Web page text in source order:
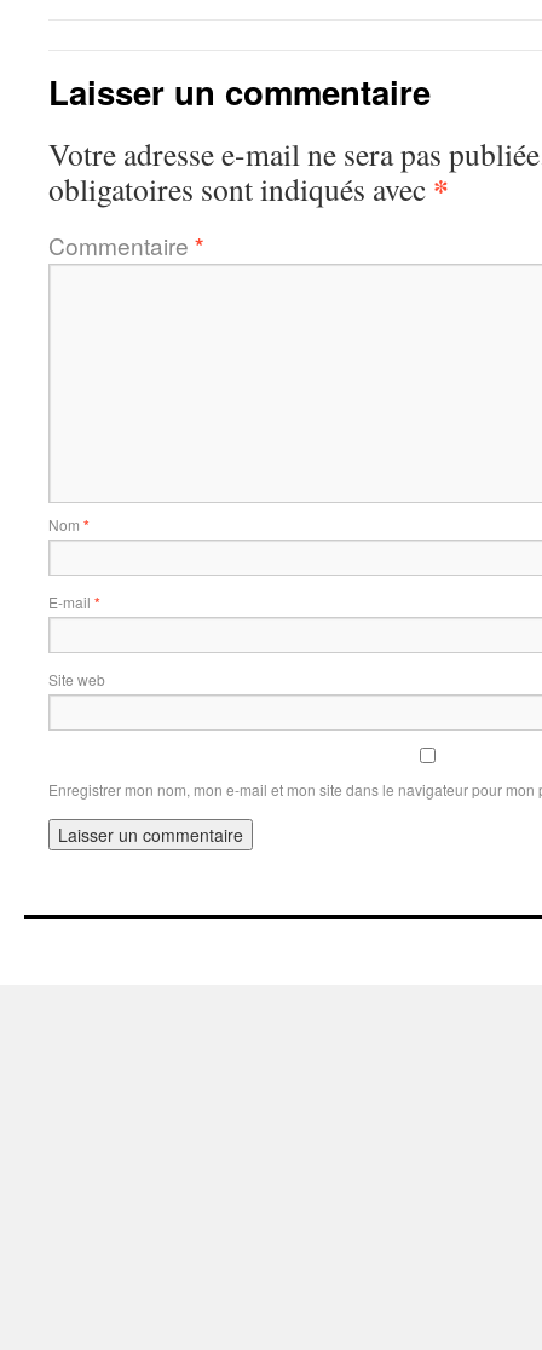
Laisser un commentaire
Votre adresse e-mail ne sera pas
obligatoires sont indiqués avec *
Commentaire *
Nom *
E-mail *
Site web
Enregistrer mon nom, mon e-mail et mon site dans le navigateur pour